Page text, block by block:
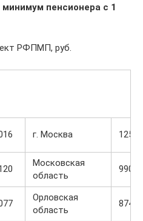
пенсионера с 1
РФПМП, руб.
г. Москва 12578
Московская
область
9908
Орловская
область
8747